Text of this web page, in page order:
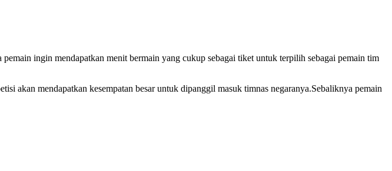
ingin mendapatkan menit bermain yang cukup sebagai tiket untuk terpilih sebagai pemain tim
akan mendapatkan kesempatan besar untuk dipanggil masuk timnas negaranya.Sebaliknya pemain